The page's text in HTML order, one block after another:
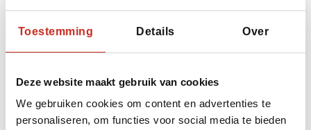
Toestemming Details Over
Deze website maakt gebruik van cookies
We gebruiken cookies om content en advertenties te
personaliseren, om functies voor social media te bieden
Turkmenistan avontuur reis
vanaf €975 per persoon
Lees meer